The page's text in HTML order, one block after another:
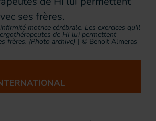
motrice cérébrale. Les exercices qu'il
de HI lui permettent
frères. (Photo archive) | © Benoit Almeras